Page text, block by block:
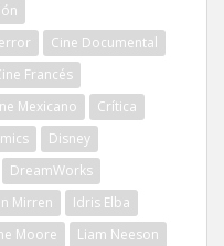
Cine Documental
Francés
Mexicano
Crítica
Disney
DreamWorks
Mirren
Idris Elba
Moore
Liam Neeson